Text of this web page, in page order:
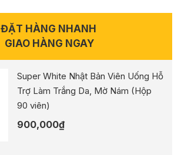
ĐẶT HÀNG NHANH
GIAO HÀNG NGAY
Super White Nhật Bản Viên Uống Hỗ
Trợ Làm Trắng Da, Mờ Nám (Hộp
90 viên)
900,000₫